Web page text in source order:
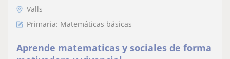
Valls
Primaria: Matemáticas básicas
Aprende matematicas y sociales de forma